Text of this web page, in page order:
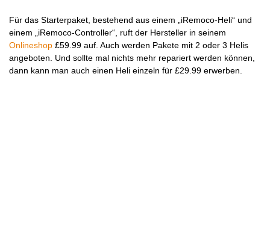
Für das Starterpaket, bestehend aus einem „iRemoco-Heli“ und
einem „iRemoco-Controller“, ruft der Hersteller in seinem
Onlineshop £59.99 auf. Auch werden Pakete mit 2 oder 3 Helis
angeboten. Und sollte mal nichts mehr repariert werden können,
dann kann man auch einen Heli einzeln für £29.99 erwerben.